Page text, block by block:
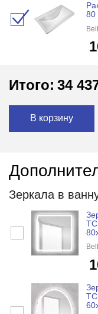
80
Итого: 34
В корзину
Зеркала в